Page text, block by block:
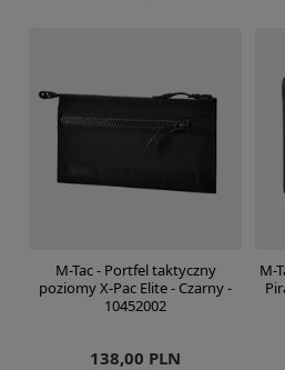
M-Tac - Portfel taktyczny
poziomy X-Pac Elite - Czarny -
10452002
138,00 PLN
M-